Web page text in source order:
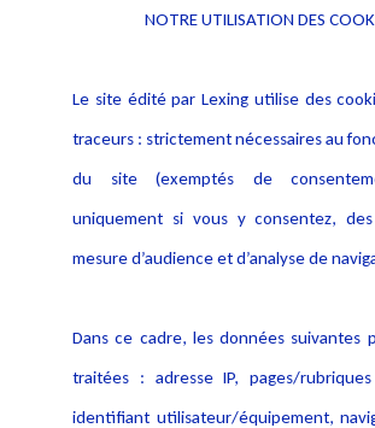
Alerte professionnelle
Déclaration d'accessibilité
Notice Légale
Politique de protection des
données
NOTRE UTILISATION DES
Le site édité par Lexing utilise des
traceurs : strictement nécessaires au
du site (exemptés de
uniquement si vous y consentez,
mesure d’audience et d’analyse de
Dans ce cadre, les données suivantes
traitées : adresse IP, pages/
identifiant utilisateur/équipement,